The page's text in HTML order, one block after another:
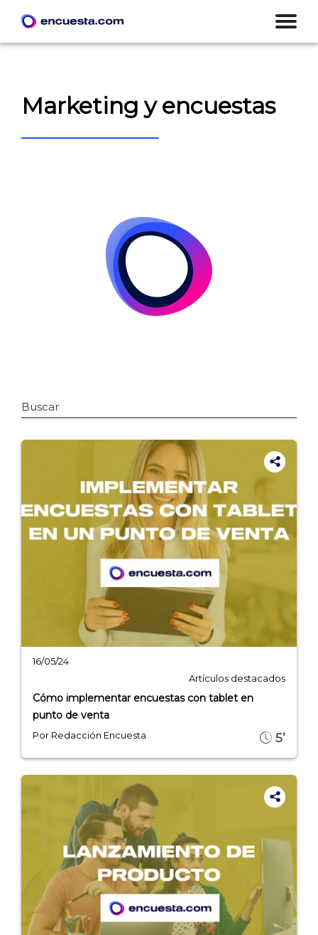
Marketing y encuestas
Buscar
16/05/24
Artículos destacados
Cómo implementar encuestas con tablet en
punto de venta
Por Redacción Encuesta 5’